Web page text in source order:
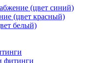
(цвет синий)
(цвет красный)
белый)
фитинги